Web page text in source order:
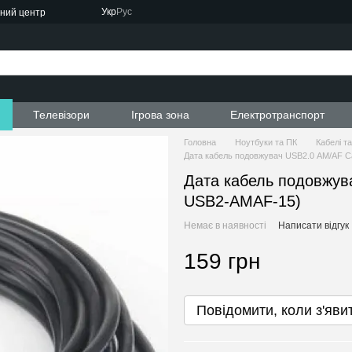
центр
УкрРус
Телевізори Ігрова зона Електротранспорт
Головна Ноутбуки та ПК
Кабелі
Дата кабель подовжувач USB2.0 АМ/АF
Дата кабель
USB2-AMAF-15)
Немає в наявності Написати відгук
159 грн
Повідомити, коли